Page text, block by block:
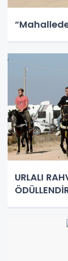
URLALI